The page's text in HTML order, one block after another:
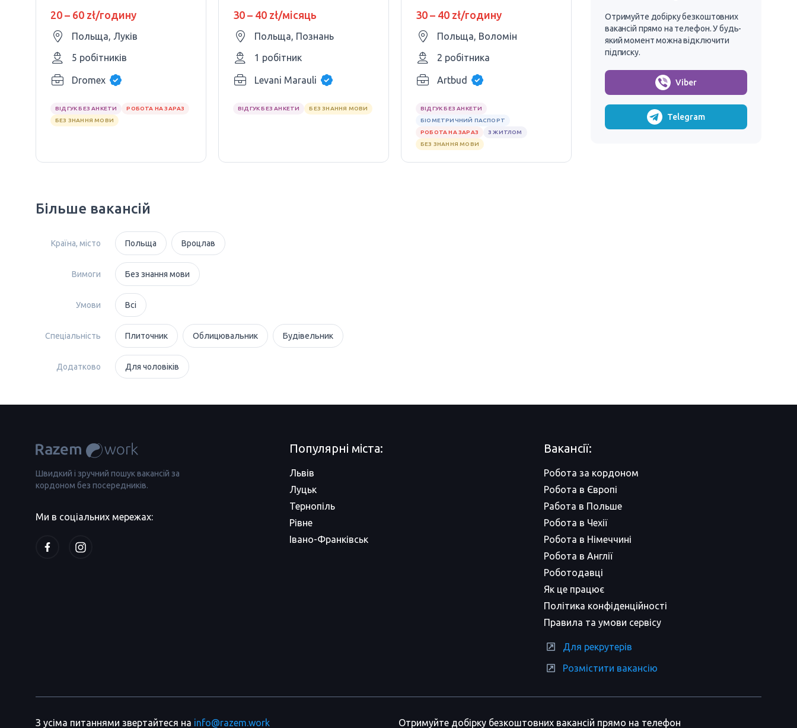
20 – 60 zł/годину
Польща, Луків
5 робітників
Dromex
ВІДГУК БЕЗ АНКЕТИ
РОБОТА НА ЗАРАЗ
БЕЗ ЗНАННЯ МОВИ
ремонту
30 – 40 zł/місяць
Польща, Познань
1 робітник
Levani Marauli
ВІДГУК БЕЗ АНКЕТИ БЕЗ ЗНАННЯ МОВИ
30 – 40 zł/годину
Польща, Воломін
2 робітника
Artbud
ВІДГУК БЕЗ АНКЕТИ
БІОМЕТРИЧНИЙ ПАСПОРТ
РОБОТА НА ЗАРАЗ
З ЖИТЛОМ
БЕЗ ЗНАННЯ МОВИ
30 – 40 zł/годину
Польща, Тухоля
2 робітника
ВІДГУК БЕЗ АНКЕТИ
Більше вакансій
Країна, місто Польща Вроцлав
Вимоги Без знання мови
Умови Всі
Спеціальність Плиточник Облицювальник Будівельник
Додатково Для чоловіків
Отримуйте добірку безкоштовних
вакансій прямо на телефон. У будь-
який момент можна відключити
підписку.
Viber
Telegram
Швидкий і зручний пошук вакансій за
кордоном без посередників.
Ми в соціальних мережах:
Популярні міста:
Львів
Луцьк
Тернопіль
Рівне
Івано-Франківськ
Вакансії:
Робота за кордоном
Робота в Європі
Работа в Польше
Робота в Чехії
Робота в Німеччині
Робота в Англії
Роботодавці
Як це працює
Політика конфіденційності
Правила та умови сервісу
Для рекрутерів
Розмістити вакансію
З усіма питаннями звертайтеся на info@razem.work Отримуйте добірку безкоштовних вакансій прямо на телефон